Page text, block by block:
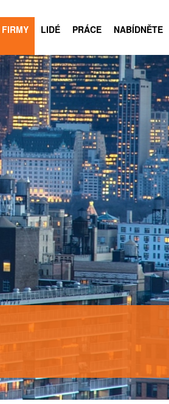
FIRMY LIDÉ PRÁCE NABÍDNĚTE